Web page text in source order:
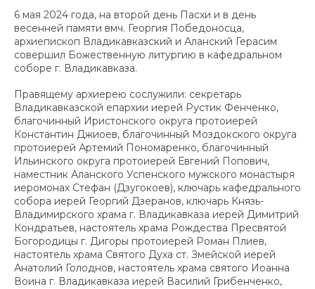
6 мая 2024 года, на второй день Пасхи и в день
весенней памяти вмч. Георгия Победоносца,
архиепископ Владикавказский и Аланский Герасим
совершил Божественную литургию в кафедральном
соборе г. Владикавказа.
Правящему архиерею сослужили: секретарь
Владикавказской епархии иерей Рустик Фенченко,
благочинный Иристонского округа протоиерей
Константин Джиоев, благочинный Моздокского округа
протоиерей Артемий Пономаренко, благочинный
Ильинского округа протоиерей Евгений Попович,
наместник Аланского Успенского мужского монастыря
иеромонах Стефан (Дзугокоев), ключарь кафедрального
собора иерей Георгий Дзеранов, ключарь Князь-
Владимирского храма г. Владикавказа иерей Димитрий
Кондратьев, настоятель храма Рождества Пресвятой
Богородицы г. Дигоры протоиерей Роман Плиев,
настоятель храма Святого Духа ст. Змейской иерей
Анатолий Голоднов, настоятель храма святого Иоанна
Воина г. Владикавказа иерей Василий Грибенченко,